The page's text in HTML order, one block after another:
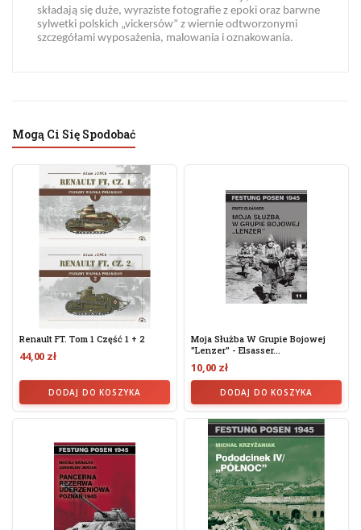
składają się duże, wyraziste fotografie z epoki oraz barwne
sylwetki polskich „vickersów” z wiernie odtworzonymi
szczegółami wyposażenia, malowania i oznakowania.
Mogą Ci Się Spodobać
Renault FT. Tom 1 Część 1 + 2
44,00 zł
DODAJ DO KOSZYKA
Moja Służba W Grupie Bojowej
"Lenzer" - Elsasser...
10,00 zł
DODAJ DO KOSZYKA